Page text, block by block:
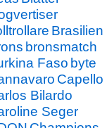
Brasilien
bronsmatch
Faso byte
Capello
Bilardo
Seger